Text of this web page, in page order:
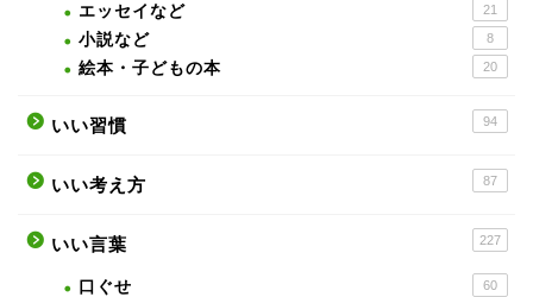
エッセイなど 21
小説など 8
絵本・子どもの本 20
いい習慣 94
いい考え方 87
いい言葉 227
口ぐせ 60